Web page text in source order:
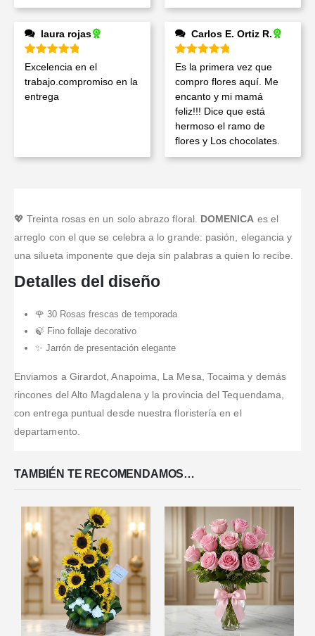
laura rojas
Valorado en 5de 5
Excelencia en el
trabajo.compromiso en la
entrega
Carlos E. Ortiz R.
Valorado en5de 5
Es la primera vez que
compro flores aquí. Me
encanto y mi mamá
feliz!!! Dice que está
hermoso el ramo de
flores y Los chocolates.
💖 Treinta rosas en un solo abrazo floral. DOMENICA es el
arreglo con el que se celebra a lo grande: pasión, elegancia y
una silueta imponente que deja sin palabras a quien lo recibe.
Detalles del diseño
🌹 30 Rosas frescas de temporada
🍃 Fino follaje decorativo
✨ Jarrón de presentación elegante
Enviamos a Girardot, Anapoima, La Mesa, Tocaima y demás
rincones del Alto Magdalena y la provincia del Tequendama,
con entrega puntual desde nuestra floristería en el
departamento.
TAMBIÉN TE RECOMENDAMOS…